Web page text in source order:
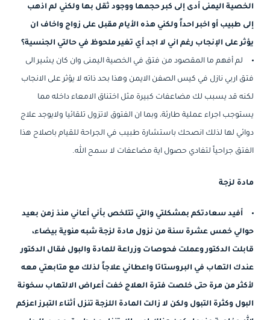
الخصية اليمنى أدى إلى كبر حجمها ووجود ثقل بها ولكني لم اذهب
إلى طبيب أو اخبر احداً ولكني هذه الأيام مقبل على زواج واخاف ان
يؤثر على الإنجاب رغم اني لا اجد أي تغير ملحوظ في حالتي الجنسية؟
لم أفهم ما المقصود من فتق في الخصية اليمنى وان كان يشير الى
فتق اربي نازل في كيس الصفن الايمن وهذا بحد ذاته لا يؤثر على الانجاب
لكنه قد يسبب لك مضاعفات كبيرة مثل اختناق الامعاء داخله مما
يستوجب اجراء عملية طارئة، وبما ان الفتوق لاتزول تلقائيا ولايوجد علاج
دوائي لها لذلك انصحك باستشارة طبيب في الجراحة للقيام باصلاح هذا
الفتق جراحياً لتفادي حصول اية مضاعفات لا سمح الله.
مادة لزجة
أفيد سعادتكم بمشكلتي والتي تتلخص بأني أعاني منذ زمن بعيد
حوالي خمس عشرة سنة من نزول مادة لزجة شبه منوية بيضاء،
قابلت الدكتور وعملت فحوصات وزراعة للمادة والبول فقال الدكتور
عندك التهاب في البروستاتا واعطاني علاجاً لذلك مع متابعتي معه
لأكثر من مرة حتى خلصت فترة العلاج خفت أعراض الالتهاب سخونة
البول وكثرة التبول ولكن لا زالت المادة اللزجة تنزل أثناء التبرز اعزكم